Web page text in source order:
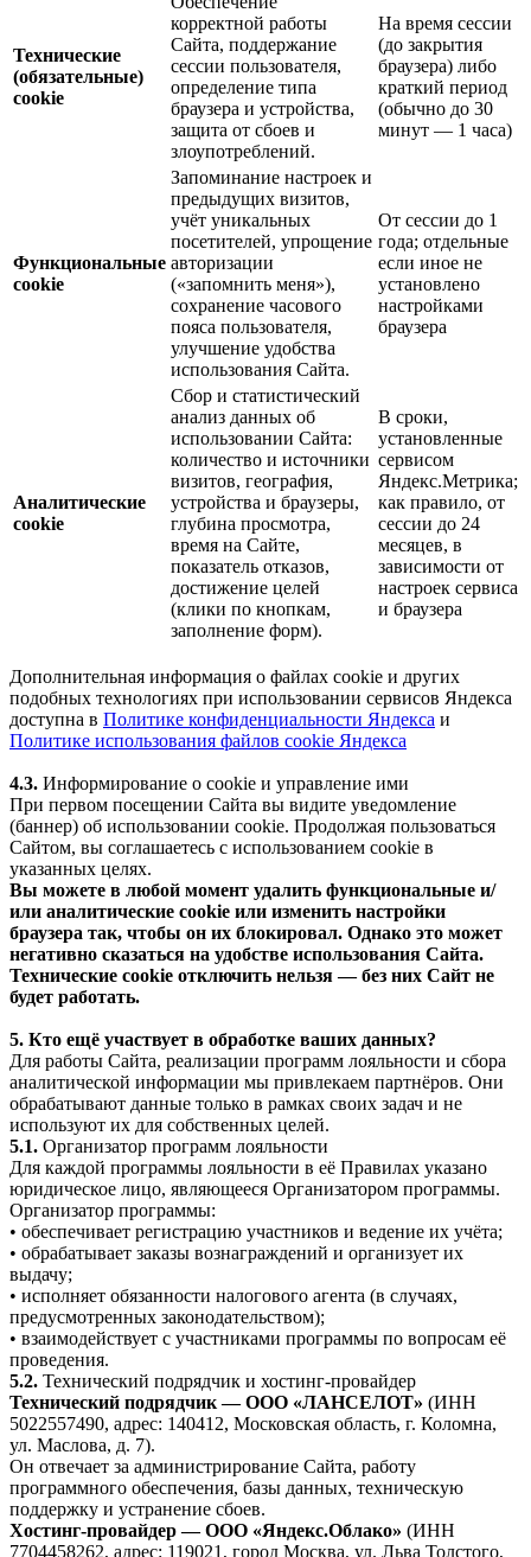
Технические
(обязательные)
cookie
корректной работы
Сайта, поддержание
сессии пользователя,
определение типа
браузера и устройства,
защита от сбоев и
злоупотреблений.
На время сессии
(до закрытия
браузера) либо
краткий период
(обычно до 30
минут — 1 часа)
Функциональные
cookie
Запоминание настроек и
предыдущих визитов,
учёт уникальных
посетителей, упрощение
авторизации
(«запомнить меня»),
сохранение часового
пояса пользователя,
улучшение удобства
использования Сайта.
От сессии до 1
года; отдельные
если иное не
установлено
настройками
браузера
Аналитические
cookie
Сбор и статистический
анализ данных об
использовании Сайта:
количество и источники
визитов, география,
устройства и браузеры,
глубина просмотра,
время на Сайте,
показатель отказов,
достижение целей
(клики по кнопкам,
заполнение форм).
В сроки,
установленные
сервисом
Яндекс.Метрика;
как правило, от
сессии до 24
месяцев, в
зависимости от
настроек сервиса
и браузера
Дополнительная информация о файлах cookie и других
подобных технологиях при использовании сервисов Яндекса
доступна в Политике конфиденциальности Яндекса и
Политике использования файлов cookie Яндекса
4.3. Информирование о cookie и управление ими
При первом посещении Сайта вы видите уведомление
(баннер) об использовании cookie. Продолжая пользоваться
Сайтом, вы соглашаетесь с использованием cookie в
указанных целях.
Вы можете в любой момент удалить функциональные и/
или аналитические cookie или изменить настройки
браузера так, чтобы он их блокировал. Однако это может
негативно сказаться на удобстве использования Сайта.
Технические cookie отключить нельзя — без них Сайт не
будет работать.
5. Кто ещё участвует в обработке ваших данных?
Для работы Сайта, реализации программ лояльности и сбора
аналитической информации мы привлекаем партнёров. Они
обрабатывают данные только в рамках своих задач и не
используют их для собственных целей.
5.1. Организатор программ лояльности
Для каждой программы лояльности в её Правилах указано
юридическое лицо, являющееся Организатором программы.
Организатор программы:
• обеспечивает регистрацию участников и ведение их учёта;
• обрабатывает заказы вознаграждений и организует их
выдачу;
• исполняет обязанности налогового агента (в случаях,
предусмотренных законодательством);
• взаимодействует с участниками программы по вопросам её
проведения.
5.2. Технический подрядчик и хостинг-провайдер
Технический подрядчик — ООО «ЛАНСЕЛОТ» (ИНН
5022557490, адрес: 140412, Московская область, г. Коломна,
ул. Маслова, д. 7).
Он отвечает за администрирование Сайта, работу
программного обеспечения, базы данных, техническую
поддержку и устранение сбоев.
Хостинг-провайдер — ООО «Яндекс.Облако» (ИНН
7704458262, адрес: 119021, город Москва, ул. Льва Толстого,